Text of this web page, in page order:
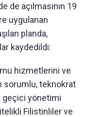
de açılmasının 19
uygulanan
planda,
kaydedildi:
hizmetlerini ve
sorumlu, teknokrat
geçici yönetimi
Filistinliler ve